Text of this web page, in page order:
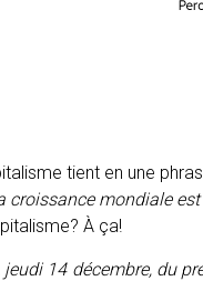
tient en une
croissance mondiale
À ça!
jeudi 14 décembre, du